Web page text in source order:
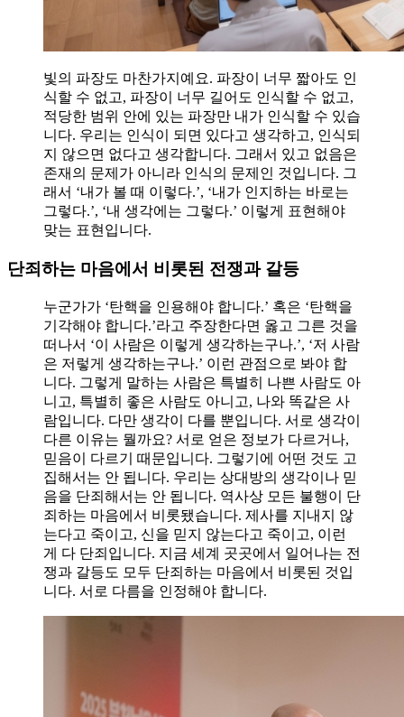
빛의 파장도 마찬가지예요. 파장이 너무 짧아도 인
식할 수 없고, 파장이 너무 길어도 인식할 수 없고,
적당한 범위 안에 있는 파장만 내가 인식할 수 있습
니다. 우리는 인식이 되면 있다고 생각하고, 인식되
지 않으면 없다고 생각합니다. 그래서 있고 없음은
존재의 문제가 아니라 인식의 문제인 것입니다. 그
래서 ‘내가 볼 때 이렇다.’, ‘내가 인지하는 바로는
그렇다.’, ‘내 생각에는 그렇다.’ 이렇게 표현해야
맞는 표현입니다.
단죄하는 마음에서 비롯된 전쟁과 갈등
누군가가 ‘탄핵을 인용해야 합니다.’ 혹은 ‘탄핵을
기각해야 합니다.’라고 주장한다면 옳고 그른 것을
떠나서 ‘이 사람은 이렇게 생각하는구나.’, ‘저 사람
은 저렇게 생각하는구나.’ 이런 관점으로 봐야 합
니다. 그렇게 말하는 사람은 특별히 나쁜 사람도 아
니고, 특별히 좋은 사람도 아니고, 나와 똑같은 사
람입니다. 다만 생각이 다를 뿐입니다. 서로 생각이
다른 이유는 뭘까요? 서로 얻은 정보가 다르거나,
믿음이 다르기 때문입니다. 그렇기에 어떤 것도 고
집해서는 안 됩니다. 우리는 상대방의 생각이나 믿
음을 단죄해서는 안 됩니다. 역사상 모든 불행이 단
죄하는 마음에서 비롯됐습니다. 제사를 지내지 않
는다고 죽이고, 신을 믿지 않는다고 죽이고, 이런
게 다 단죄입니다. 지금 세계 곳곳에서 일어나는 전
쟁과 갈등도 모두 단죄하는 마음에서 비롯된 것입
니다. 서로 다름을 인정해야 합니다.